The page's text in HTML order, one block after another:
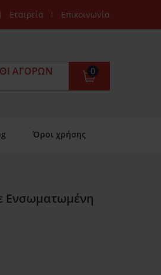
Εταιρεία Επικοινωνία
ΑΓΟΡΏΝ
0
Όροι χρήσης
Ενσωματωμένη